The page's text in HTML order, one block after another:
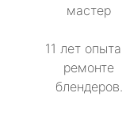
мастер
11 лет опыта
ремонте
блендеров.